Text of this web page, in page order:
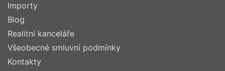
Importy
Blog
Realitní kanceláře
Všeobecné smluvní podmínky
Kontakty